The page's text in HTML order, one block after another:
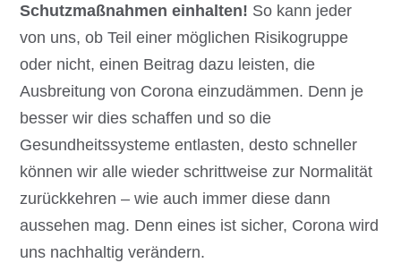
Schutzmaßnahmen einhalten! So kann jeder
von uns, ob Teil einer möglichen Risikogruppe
oder nicht, einen Beitrag dazu leisten, die
Ausbreitung von Corona einzudämmen. Denn je
besser wir dies schaffen und so die
Gesundheitssysteme entlasten, desto schneller
können wir alle wieder schrittweise zur Normalität
zurückkehren – wie auch immer diese dann
aussehen mag. Denn eines ist sicher, Corona wird
uns nachhaltig verändern.